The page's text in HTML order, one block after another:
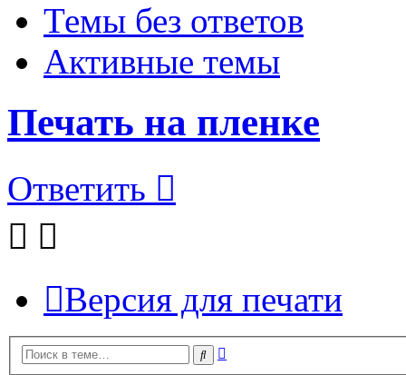
Темы без ответов
Активные темы
Печать на пленке
Ответить
Версия для печати
Поиск